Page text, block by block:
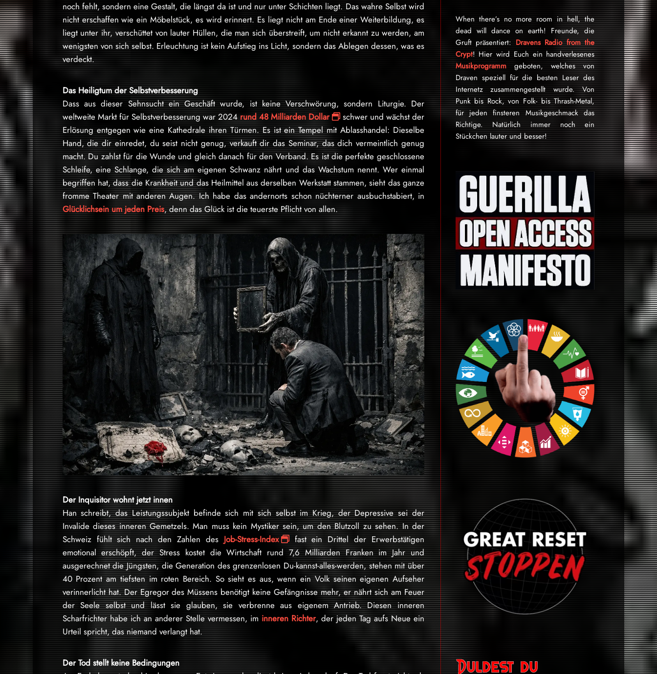
noch fehlt, sondern eine Gestalt, die längst da ist und nur unter Schichten liegt. Das wahre Selbst wird
nicht erschaffen wie ein Möbelstück, es wird erinnert. Es liegt nicht am Ende einer Weiterbildung, es
liegt unter ihr, verschüttet von lauter Hüllen, die man sich überstreift, um nicht erkannt zu werden, am
wenigsten von sich selbst. Erleuchtung ist kein Aufstieg ins Licht, sondern das Ablegen dessen, was es
verdeckt.
Das Heiligtum der Selbstverbesserung
Dass aus dieser Sehnsucht ein Geschäft wurde, ist keine Verschwörung, sondern Liturgie. Der
weltweite Markt für Selbstverbesserung war 2024rund 48 Milliarden Dollar
schwer und wächst der
Erlösung entgegen wie eine Kathedrale ihren Türmen. Es ist ein Tempel mit Ablasshandel: Dieselbe
Hand, die dir einredet, du seist nicht genug, verkauft dir das Seminar, das dich vermeintlich genug
macht. Du zahlst für die Wunde und gleich danach für den Verband. Es ist die perfekte geschlossene
Schleife, eine Schlange, die sich am eigenen Schwanz nährt und das Wachstum nennt. Wer einmal
begriffen hat, dass die Krankheit und das Heilmittel aus derselben Werkstatt stammen, sieht das ganze
fromme Theater mit anderen Augen. Ich habe das andernorts schon nüchterner ausbuchstabiert, in
Glücklichsein um jeden Preis, denn das Glück ist die teuerste Pflicht von allen.
Der Inquisitor wohnt jetzt innen
Han schreibt, das Leistungssubjekt befinde sich mit sich selbst im Krieg, der Depressive sei der
Invalide dieses inneren Gemetzels. Man muss kein Mystiker sein, um den Blutzoll zu sehen. In der
Schweiz fühlt sich nach den Zahlen des Job-Stress-Index
fast ein Drittel der Erwerbstätigen
emotional erschöpft, der Stress kostet die Wirtschaft rund 7,6 Milliarden Franken im Jahr und
ausgerechnet die Jüngsten, die Generation des grenzenlosen Du-kannst-alles-werden, stehen mit über
40 Prozent am tiefsten im roten Bereich. So sieht es aus, wenn ein Volk seinen eigenen Aufseher
verinnerlicht hat. Der Egregor des Müssens benötigt keine Gefängnisse mehr, er nährt sich am Feuer
der Seele selbst und lässt sie glauben, sie verbrenne aus eigenem Antrieb. Diesen inneren
Scharfrichter habe ich an anderer Stelle vermessen, im inneren Richter, der jeden Tag aufs Neue ein
Urteil spricht, das niemand verlangt hat.
Der Tod stellt keine Bedingungen
When there’s no more room in hell, the
dead will dance on earth! Freunde, die
Gruft präsentiert: Dravens Radio from the
Crypt! Hier wird Euch ein handverlesenes
Musikprogrammgeboten, welches von
Draven speziell für die besten Leser des
Internetz zu­sammen­ge­stellt wurde. Von
Punk bis Rock, von Folk- bis Thrash-Metal,
für je­den finsteren Mu­sik­ge­schmack das
Rich­tige. Natürlich immer noch ein
Stückchen lauter und besser!
Duldest du